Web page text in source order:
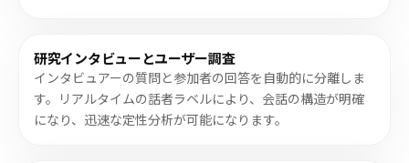
研究インタビューとユーザー調査
インタビュアーの質問と参加者の回答を自動的に分離しま
す。リアルタイムの話者ラベルにより、会話の構造が明確
になり、迅速な定性分析が可能になります。